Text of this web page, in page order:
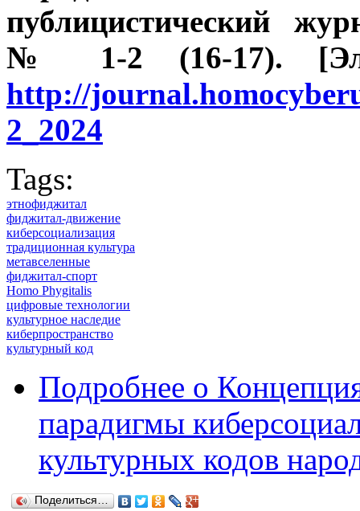
публицистический
№ 1-2 (16-17).
http://
2_2024
Tags:
этнофиджитал
фиджитал-движение
киберсоциализация
традиционная культура
метавселенные
фиджитал-спорт
Homo Phygitalis
цифровые технологии
культурное наследие
киберпространство
культурный код
Подробнее о
парадигмы
культурных кодов
Поделиться…